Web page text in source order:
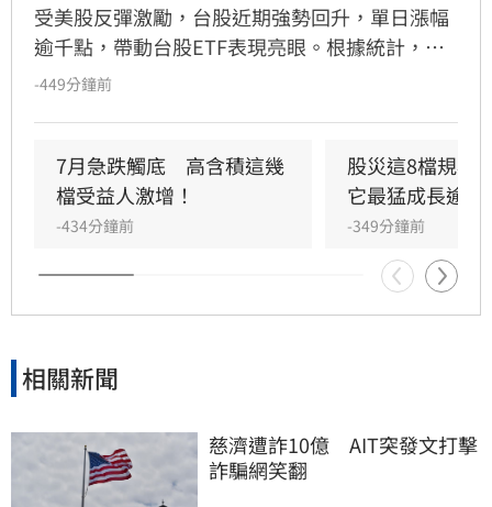
受美股反彈激勵，台股近期強勢回升，單日漲幅
逾千點，帶動台股ETF表現亮眼。根據統計，共
有18檔ETF率先收復7月股災失土並創下波段新
19.13%，居市場之冠，主動野村臺灣優選與中信
小資高價30漲幅亦突破18%。法人分析，儘管大
盤震盪，但透過靈活的選股策略與資金輪動，相
關標的展現出強大的抗跌追漲能力。展望後市，
分析師認為AI長線結構未變，台廠供應鏈動能依
然穩健，建議投資人採取分散佈局策略，適度控
期成長，以穩健心態應對市場波動，追求時間帶
-449分鐘前
7月急跌觸底　高含積這幾
檔受益人激增！
-434分鐘前
股災這8檔規
它最猛成長逾
-349分鐘前
相關新聞
慈濟遭詐10億　AIT突發文打擊
詐騙網笑翻